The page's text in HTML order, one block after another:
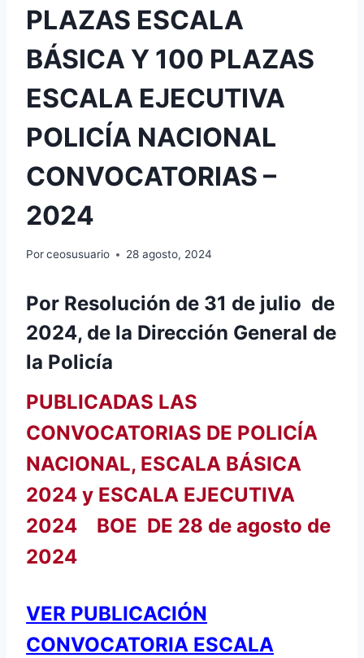
PLAZAS ESCALA
BÁSICA Y 100 PLAZAS
ESCALA EJECUTIVA
POLICÍA NACIONAL
CONVOCATORIAS –
2024
Porceosusuario 28 agosto, 2024
Por Resolución de 31 de julio de
2024, de la Dirección General de
la Policía
PUBLICADAS LAS
CONVOCATORIAS DE POLICÍA
NACIONAL, ESCALA BÁSICA
2024 y ESCALA EJECUTIVA
2024 BOE DE 28 de agosto de
2024
VER PUBLICACIÓN
CONVOCATORIA ESCALA